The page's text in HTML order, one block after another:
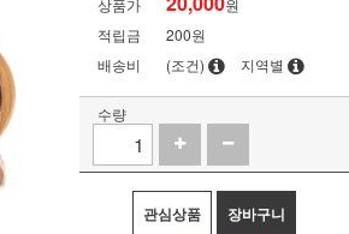
상품가
원
적립금
200원
배송비
(조건) 지역별
수량
관심상품 장바구니